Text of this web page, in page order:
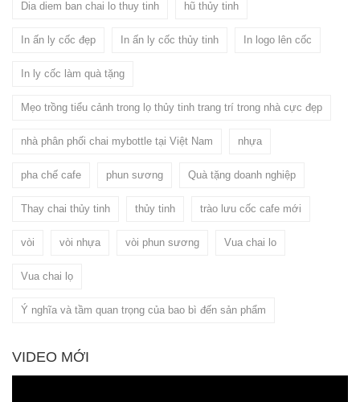
Dia diem ban chai lo thuy tinh hũ thủy tinh
In ấn ly cốc đẹp In ấn ly cốc thủy tinh In logo lên cốc
In ly cốc làm quà tặng
Mẹo trồng tiểu cảnh trong lọ thủy tinh trang trí trong nhà cực đẹp
nhà phân phối chai mybottle tại Việt Nam nhựa
pha chế cafe phun sương Quà tặng doanh nghiệp
Thay chai thủy tinh thủy tinh trào lưu cốc cafe mới
vòi vòi nhựa vòi phun sương Vua chai lo
Vua chai lọ
Ý nghĩa và tầm quan trọng của bao bì đến sản phẩm
VIDEO MỚI